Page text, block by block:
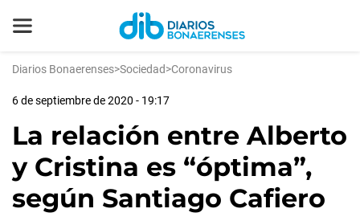
Diarios Bonaerenses>Sociedad>Coronavirus
6 de septiembre de 2020 - 19:17
La relación entre Alberto
y Cristina es “óptima”,
según Santiago Cafiero